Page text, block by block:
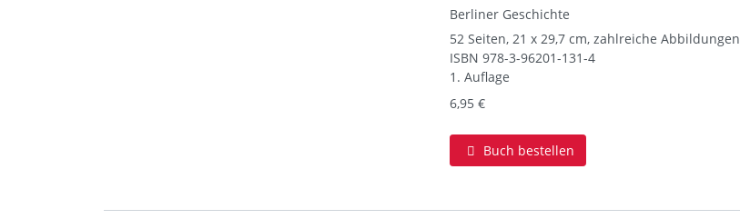
Berliner Geschichte
52 Seiten, 21 x 29,7 cm, zahlreiche Abbildungen
ISBN 978-3-96201-131-4
1. Auflage
6,95 €
Buch bestellen